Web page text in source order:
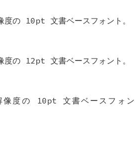
の 10pt 文書ベースフォント。
の 12pt 文書ベースフォント。
度の 10pt 文書ベースフォン